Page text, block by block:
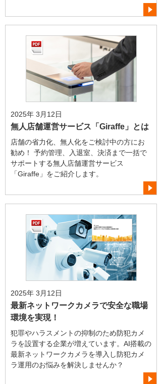
2025年 3月12日
無人店舗運営サービス「Giraffe」とは
店舗の省力化、無人化をご検討中の方にお
勧め！ 予約管理、入退室、決済まで一括で
サポートする無人店舗運営サービス
「Giraffe」をご紹介します。
2025年 3月12日
最新ネットワークカメラで安全な職場
環境を実現！
犯罪やハラスメントの抑制のため防犯カメ
ラを設置する企業が増えています。AI搭載の
最新ネットワークカメラを導入し防犯カメ
ラ運用のお悩みを解決しませんか？